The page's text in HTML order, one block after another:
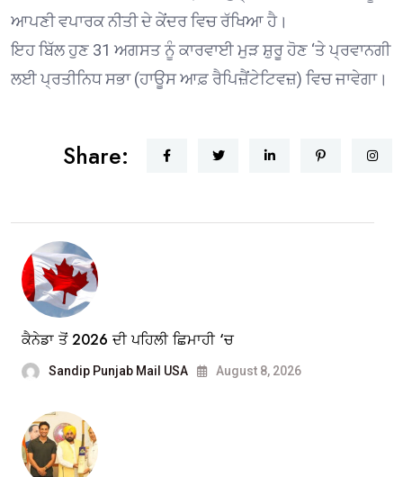
ਆਪਣੀ ਵਪਾਰਕ ਨੀਤੀ ਦੇ ਕੇਂਦਰ ਵਿਚ ਰੱਖਿਆ ਹੈ।
ਇਹ ਬਿੱਲ ਹੁਣ 31 ਅਗਸਤ ਨੂੰ ਕਾਰਵਾਈ ਮੁੜ ਸ਼ੁਰੂ ਹੋਣ ‘ਤੇ ਪ੍ਰਵਾਨਗੀ
ਲਈ ਪ੍ਰਤੀਨਿਧ ਸਭਾ (ਹਾਊਸ ਆਫ਼ ਰੈਪਿਜ਼ੈਂਟੇਟਿਵਜ਼) ਵਿਚ ਜਾਵੇਗਾ।
Share:
ਕੈਨੇਡਾ ਤੋਂ 2026 ਦੀ ਪਹਿਲੀ ਛਿਮਾਹੀ ‘ਚ
Sandip Punjab Mail USA August 8, 2026